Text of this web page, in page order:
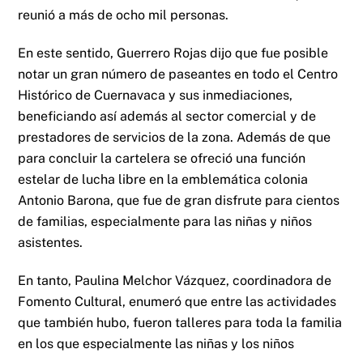
reunió a más de ocho mil personas.
En este sentido, Guerrero Rojas dijo que fue posible
notar un gran número de paseantes en todo el Centro
Histórico de Cuernavaca y sus inmediaciones,
beneficiando así además al sector comercial y de
prestadores de servicios de la zona. Además de que
para concluir la cartelera se ofreció una función
estelar de lucha libre en la emblemática colonia
Antonio Barona, que fue de gran disfrute para cientos
de familias, especialmente para las niñas y niños
asistentes.
En tanto, Paulina Melchor Vázquez, coordinadora de
Fomento Cultural, enumeró que entre las actividades
que también hubo, fueron talleres para toda la familia
en los que especialmente las niñas y los niños